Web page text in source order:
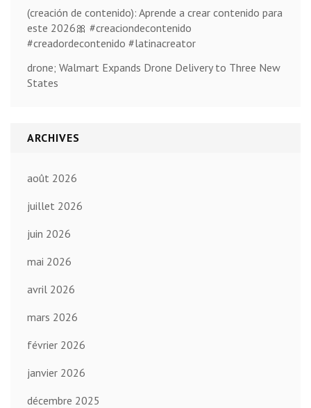
(creación de contenido): Aprende a crear contenido para
este 2026🎀 #creaciondecontenido
#creadordecontenido #latinacreator
drone; Walmart Expands Drone Delivery to Three New
States
ARCHIVES
août 2026
juillet 2026
juin 2026
mai 2026
avril 2026
mars 2026
février 2026
janvier 2026
décembre 2025